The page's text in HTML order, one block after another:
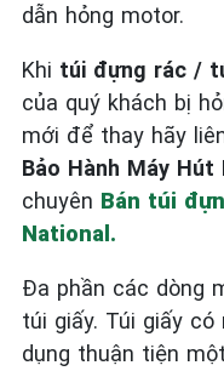
dẫn hỏng motor.
Khi túi đựng rác /
của quý khách bị
mới để thay hãy
Bảo Hành Máy Hút
chuyên Bán túi
National.
Đa phần các dòng
túi giấy. Túi giấy
dụng thuận tiện